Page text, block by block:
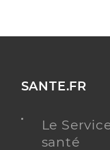
SANTE.FR
Le
santé